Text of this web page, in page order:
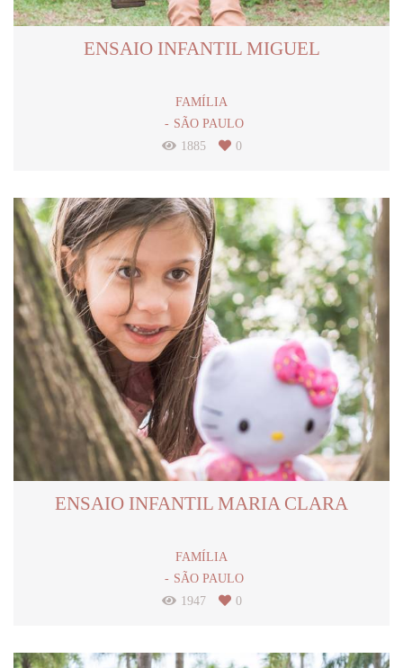
ENSAIO INFANTIL MIGUEL
FAMÍLIA
SÃO PAULO
1885
0
ENSAIO INFANTIL MARIA CLARA
FAMÍLIA
SÃO PAULO
1947
0